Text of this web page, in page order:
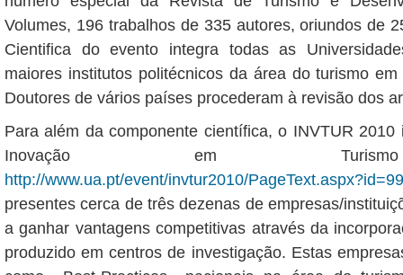
Volumes, 196 trabalhos de 335 autores, oriundos de
Cientifica do evento integra todas as
maiores institutos politécnicos da área do turismo
Doutores de vários países procederam à revisão dos
Para além da componente científica, o INVTUR
Inovação em
http://www.ua.pt/event/invtur2010/
presentes cerca de três dezenas de empresas/
a ganhar vantagens competitivas através da
produzido em centros de investigação. Estas